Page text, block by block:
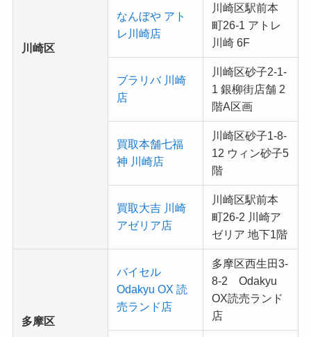
川崎区
なんぼや アト
レ川崎店
川崎区駅前本
町26-1 アトレ
川崎 6F
ブラリバ 川崎
店
川崎区砂子2-1-
1 銀柳街店舗 2
階A区画
買取本舗七福
神 川崎店
川崎区砂子1-8-
12 ウィン砂子5
階
買取大吉 川崎
アゼリア店
川崎区駅前本
町26-2 川崎ア
ゼリア 地下1階
多摩区
バイセル
Odakyu OX 読
売ランド店
多摩区西生田3-
8-2 Odakyu
OX読売ランド
店